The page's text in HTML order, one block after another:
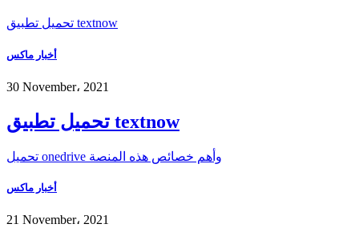
تحميل تطبيق textnow
أخبار ماكس
30 November، 2021
تحميل تطبيق textnow
تحميل onedrive وأهم خصائص هذه المنصة
أخبار ماكس
21 November، 2021